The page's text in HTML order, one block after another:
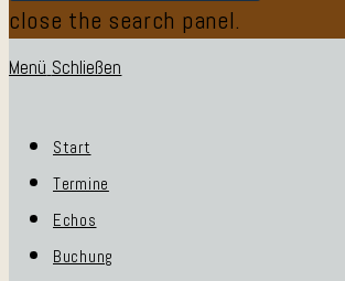
close the search panel.
Menü Schließen
Start
Termine
Echos
Buchung